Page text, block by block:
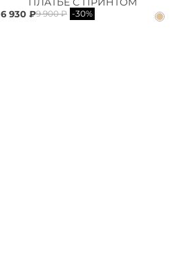
6 930 ₽9 900 ₽ -30%